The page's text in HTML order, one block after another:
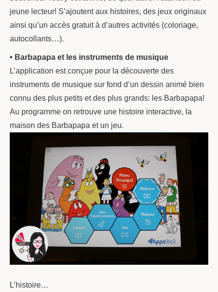
jeune lecteur! S’ajoutent aux histoires, des jeux originaux
ainsi qu’un accès gratuit à d’autres activités (coloriage,
autocollants…).
• Barbapapa et les instruments de musique
L’application est conçue pour la découverte des
instruments de musique sur fond d’un dessin animé bien
connu des plus petits et des plus grands: les Barbapapa!
Au programme on retrouve une histoire interactive, la
maison des Barbapapa et un jeu.
L’histoire…